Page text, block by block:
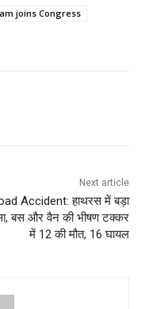
joins Congress
Next article
Accident: हाथरस में बड़ा
बस और वैन की भीषण टक्कर
में 12 की मौत, 16 घायल